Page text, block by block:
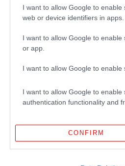
I want to allow Google to
web or device identifiers in apps.
I want to allow Google to
or app.
I want to allow Google to enable
I want to allow Google to
authentication functionality and
CONFIRM
Έρχεται